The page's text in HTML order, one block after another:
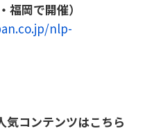
福岡で開催）
nlp-
気コンテンツはこちら